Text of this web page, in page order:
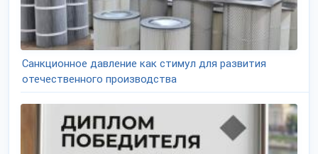
Санкционное давление как стимул для развития
отечественного производства